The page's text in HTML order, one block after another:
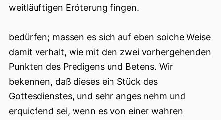
weitläuftigen Eróterung fingen.
bedürfen; massen es sich auf eben soiche Weise
damit verhalt, wie mit den zwei vorhergehenden
Punkten des Predigens und Betens. Wir
bekennen, daß dieses ein Stück des
Gottesdienstes, und sehr anges nehm und
erquicfend sei, wenn es von einer wahren